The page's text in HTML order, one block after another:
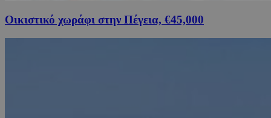
Οικιστικό χωράφι στην Πέγεια, €45,000